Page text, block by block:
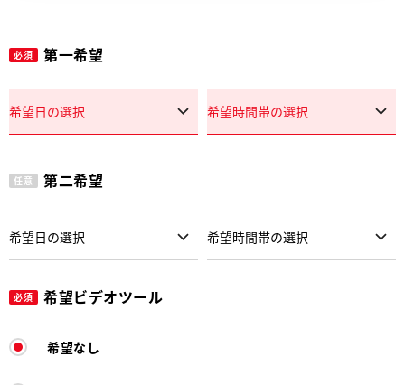
必須 第一希望
任意 第二希望
必須 希望ビデオツール
希望なし